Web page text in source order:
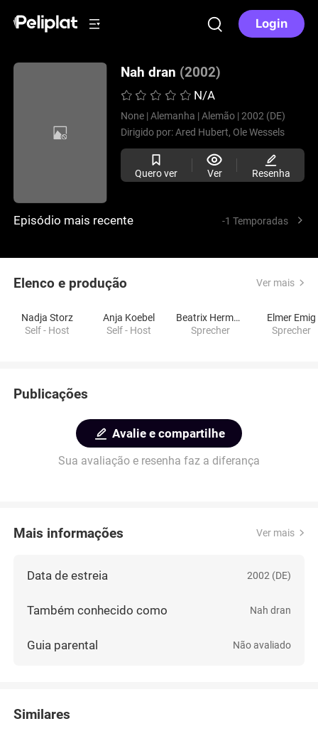
Login
Nah dran (2002)
N/A
None | Alemanha | Alemão | 2002 (DE)
Dirigido por:Ared Hubert, Ole Wessels
Quero ver Ver Resenha
Episódio mais recente -1 Temporadas
Elenco e produção Ver mais
Nadja Storz
Self - Host
Anja Koebel
Self - Host
Beatrix Hermens
Sprecher
Elmer Emig
Sprecher
Publicações
Avalie e compartilhe
Sua avaliação e resenha faz a diferança
Mais informações Ver mais
Data de estreia 2002 (DE)
Também conhecido como Nah dran
Guia parental Não avaliado
Similares